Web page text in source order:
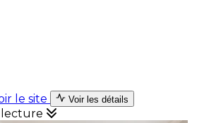
le site Voir les détails